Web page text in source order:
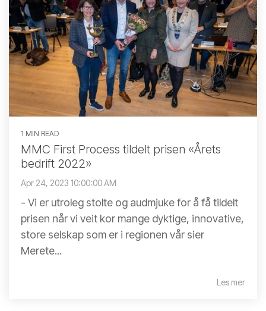
1 MIN READ
MMC First Process tildelt prisen «Årets
bedrift 2022»
Apr 24, 2023 10:00:00 AM
- Vi er utroleg stolte og audmjuke for å få tildelt
prisen når vi veit kor mange dyktige, innovative,
store selskap som er i regionen vår sier
Merete...
Les mer